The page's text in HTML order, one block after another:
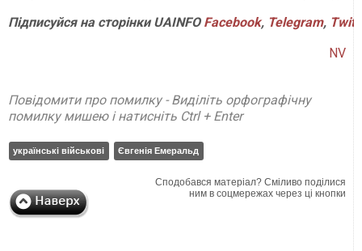
Підписуйся на сторінки UAINFO Facebook, Telegram,
NV
Повідомити про помилку - Виділіть орфографічну
помилку мишею і натисніть Ctrl + Enter
українські військові Євгенія Емеральд
Сподобався матеріал? Сміливо поділися
ним в соцмережах через ці кнопки